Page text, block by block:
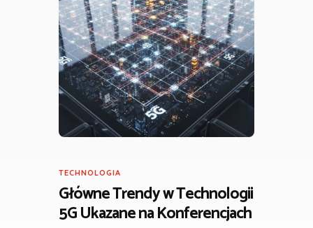
TECHNOLOGIA
Główne Trendy w Technologii
5G Ukazane na Konferencjach